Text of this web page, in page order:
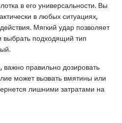
в его универсальности. Вы
в любых ситуациях,
Мягкий удар позволяет
выбрать подходящий тип
важно правильно дозировать
может вызвать вмятины или
лишними затратами на